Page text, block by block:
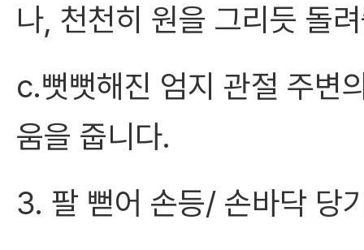
나, 천천히 원을 그리듯 돌
c.뻣뻣해진 엄지 관절 주변
움을 줍니다.
3. 팔 뻗어 손등/ 손바닥 당